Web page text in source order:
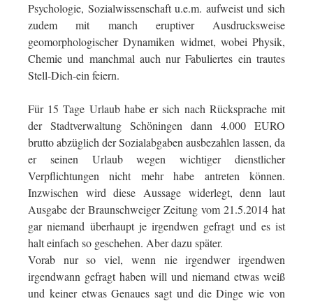
Psychologie, Sozialwissenschaft u.e.m. aufweist und sich
zudem mit manch eruptiver Ausdrucksweise
geomorphologischer Dynamiken widmet, wobei Physik,
Chemie und manchmal auch nur Fabuliertes ein trautes
Stell-Dich-ein feiern.
Für 15 Tage Urlaub habe er sich nach Rücksprache mit
der Stadtverwaltung Schöningen dann 4.000 EURO
brutto abzüglich der Sozialabgaben ausbezahlen lassen, da
er seinen Urlaub wegen wichtiger dienstlicher
Verpflichtungen nicht mehr habe antreten können.
Inzwischen wird diese Aussage widerlegt, denn laut
Ausgabe der Braunschweiger Zeitung vom 21.5.2014 hat
gar niemand überhaupt je irgendwen gefragt und es ist
halt einfach so geschehen. Aber dazu später.
Vorab nur so viel, wenn nie irgendwer irgendwen
irgendwann gefragt haben will und niemand etwas weiß
und keiner etwas Genaues sagt und die Dinge wie von